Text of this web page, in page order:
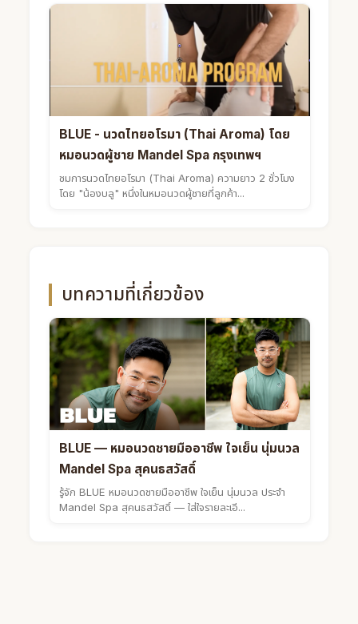
BLUE - นวดไทยอโรมา (Thai Aroma) โดย
หมอนวดผู้ชาย Mandel Spa กรุงเทพฯ
ชมการนวดไทยอโรมา (Thai Aroma) ความยาว 2 ชั่วโมง
โดย "น้องบลู" หนึ่งในหมอนวดผู้ชายที่ลูกค้า...
บทความที่เกี่ยวข้อง
BLUE — หมอนวดชายมืออาชีพ ใจเย็น นุ่มนวล
Mandel Spa สุคนธสวัสดิ์
รู้จัก BLUE หมอนวดชายมืออาชีพ ใจเย็น นุ่มนวล ประจำ
Mandel Spa สุคนธสวัสดิ์ — ใส่ใจรายละเอี...